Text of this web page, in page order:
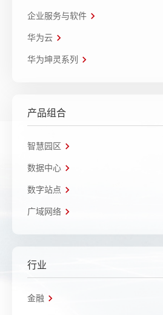
企业服务与软件
华为云
华为坤灵系列
产品组合
智慧园区
数据中心
数字站点
广域网络
行业
金融